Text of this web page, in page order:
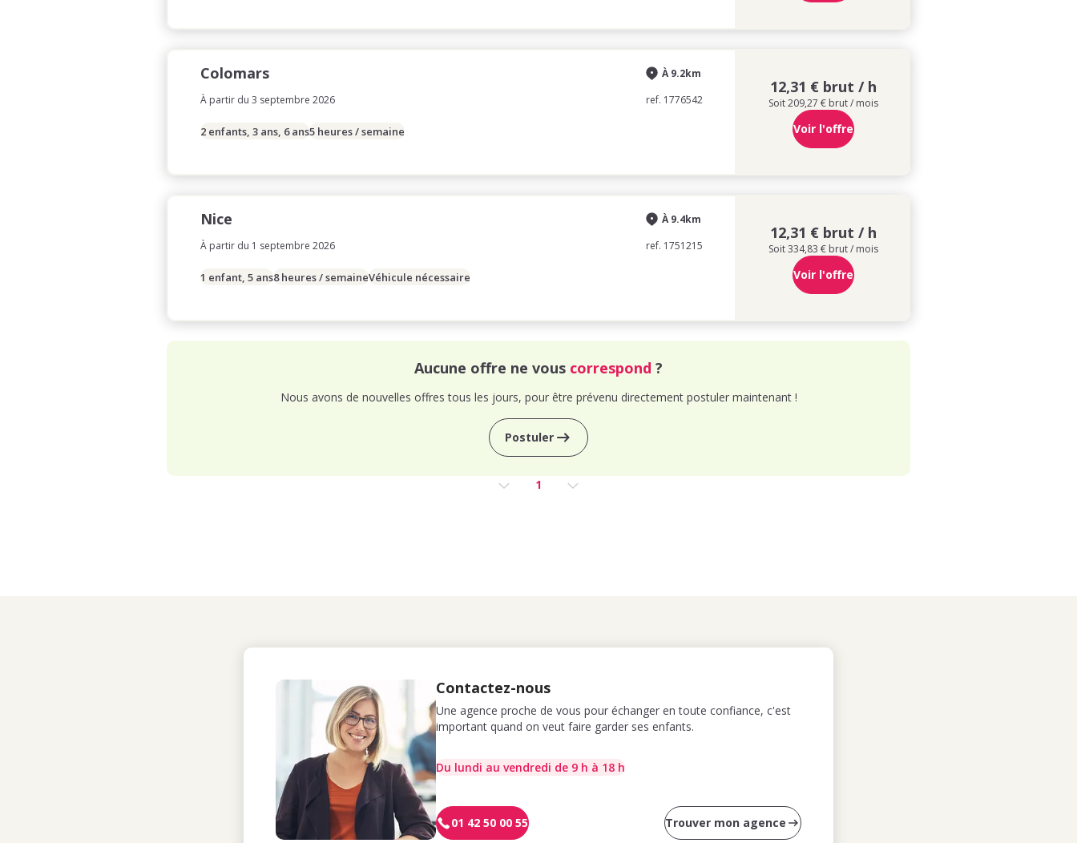
Colomars
À partir du 3 septembre 2026
À 9.2km
ref. 1776542
2 enfants, 3 ans, 6 ans5 heures / semaine
12,31 € brut / h
Soit 209,27 € brut / mois
Voir l'offre
Nice
À partir du 1 septembre 2026
À 9.4km
ref. 1751215
1 enfant, 5 ans8 heures / semaineVéhicule nécessaire
12,31 € brut / h
Soit 334,83 € brut / mois
Voir l'offre
Aucune offre ne vous correspond ?
Nous avons de nouvelles offres tous les jours, pour être prévenu directement postuler maintenant !
Postuler
1
Contactez-nous
Une agence proche de vous pour échanger en toute confiance, c'est
important quand on veut faire garder ses enfants.
Du lundi au vendredi de 9 h à 18 h
01 42 50 00 55 Trouver mon agence